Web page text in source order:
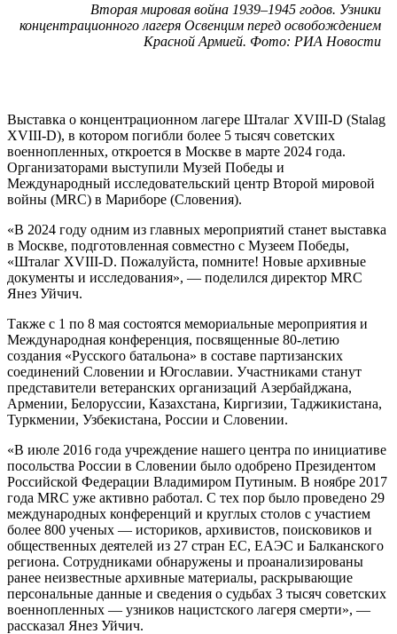
Вторая мировая война 1939–1945 годов. Узники
концентрационного лагеря Освенцим перед освобождением
Красной Армией. Фото: РИА Новости
Выставка о концентрационном лагере Шталаг XVIII-D (Stalag
XVIII-D), в котором погибли более 5 тысяч советских
военнопленных, откроется в Москве в марте 2024 года.
Организаторами выступили Музей Победы и
Международный исследовательский центр Второй мировой
войны (MRC) в Мариборе (Словения).
«В 2024 году одним из главных мероприятий станет выставка
в Москве, подготовленная совместно с Музеем Победы,
«Шталаг XVIII-D. Пожалуйста, помните! Новые архивные
документы и исследования», — поделился директор MRC
Янез Уйчич.
Также с 1 по 8 мая состоятся мемориальные мероприятия и
Международная конференция, посвященные 80-летию
создания «Русского батальона» в составе партизанских
соединений Словении и Югославии. Участниками станут
представители ветеранских организаций Азербайджана,
Армении, Белоруссии, Казахстана, Киргизии, Таджикистана,
Туркмении, Узбекистана, России и Словении.
«В июле 2016 года учреждение нашего центра по инициативе
посольства России в Словении было одобрено Президентом
Российской Федерации Владимиром Путиным. В ноябре 2017
года MRC уже активно работал. С тех пор было проведено 29
международных конференций и круглых столов с участием
более 800 ученых — историков, архивистов, поисковиков и
общественных деятелей из 27 стран ЕС, ЕАЭС и Балканского
региона. Сотрудниками обнаружены и проанализированы
ранее неизвестные архивные материалы, раскрывающие
персональные данные и сведения о судьбах 3 тысяч советских
военнопленных — узников нацистского лагеря смерти», —
рассказал Янез Уйчич.